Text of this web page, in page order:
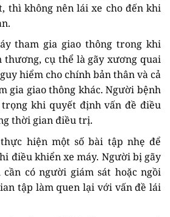
thì không nên lái xe cho đến khi
tham gia giao thông trong khi
thương, cụ thể là gãy xương quai
hiểm cho chính bản thân và cả
gia giao thông khác. Người bệnh
khi quyết định vấn đề điều
thời gian điều trị.
hiện một số bài tập nhẹ để
điều khiển xe máy. Người bị gãy
có người giám sát hoặc ngồi
tập làm quen lại với vấn đề lái